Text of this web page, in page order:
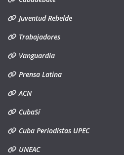
Juventud Rebelde
Trabajadores
Vanguardia
Prensa Latina
ACN
CubaSí
Cuba Periodistas UPEC
UNEAC